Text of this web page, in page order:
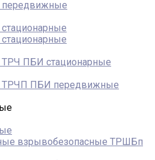
передвижные
ТРЧ ПБИ стационарные
ТРЧП ПБИ передвижные
взрывобезопасные ТРШБп